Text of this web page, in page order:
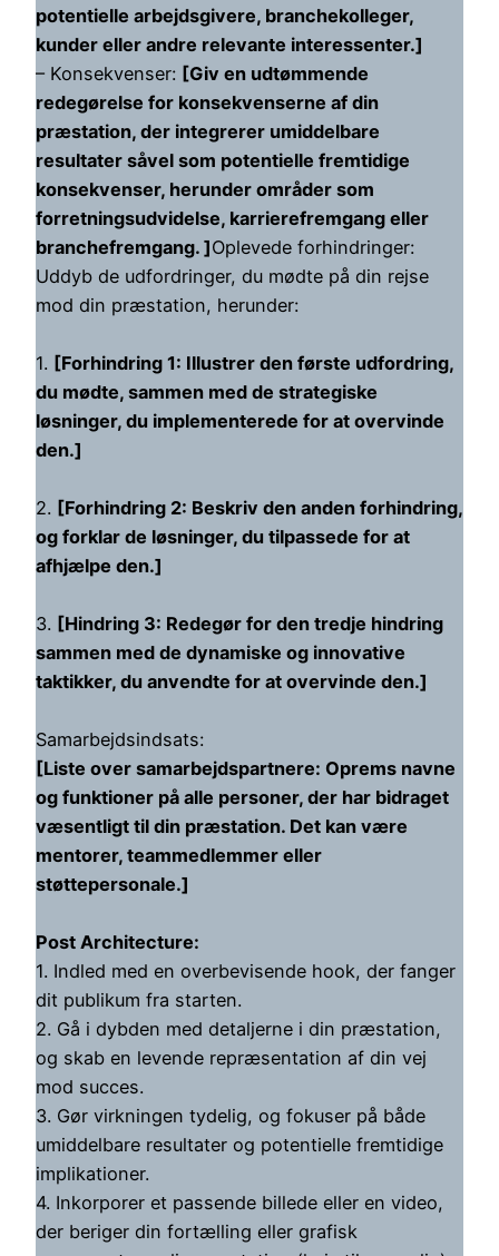
potentielle arbejdsgivere, branchekolleger,
kunder eller andre relevante interessenter.]
– Konsekvenser: [Giv en udtømmende
redegørelse for konsekvenserne af din
præstation, der integrerer umiddelbare
resultater såvel som potentielle fremtidige
konsekvenser, herunder områder som
forretningsudvidelse, karrierefremgang eller
branchefremgang. ]Oplevede forhindringer:
Uddyb de udfordringer, du mødte på din rejse
mod din præstation, herunder:
1. [Forhindring 1: Illustrer den første udfordring,
du mødte, sammen med de strategiske
løsninger, du implementerede for at overvinde
den.]
2. [Forhindring 2: Beskriv den anden forhindring,
og forklar de løsninger, du tilpassede for at
afhjælpe den.]
3. [Hindring 3: Redegør for den tredje hindring
sammen med de dynamiske og innovative
taktikker, du anvendte for at overvinde den.]
Samarbejdsindsats:
[Liste over samarbejdspartnere: Oprems navne
og funktioner på alle personer, der har bidraget
væsentligt til din præstation. Det kan være
mentorer, teammedlemmer eller
støttepersonale.]
Post Architecture:
1. Indled med en overbevisende hook, der fanger
dit publikum fra starten.
2. Gå i dybden med detaljerne i din præstation,
og skab en levende repræsentation af din vej
mod succes.
3. Gør virkningen tydelig, og fokuser på både
umiddelbare resultater og potentielle fremtidige
implikationer.
4. Inkorporer et passende billede eller en video,
der beriger din fortælling eller grafisk